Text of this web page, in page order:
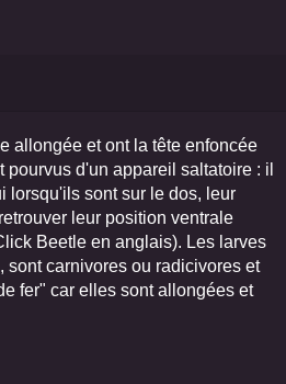
allongée et ont la tête enfoncée
pourvus d'un appareil saltatoire : il
lorsqu'ils sont sur le dos, leur
leur position ventrale
Beetle en anglais). Les larves
sont carnivores ou radicivores et
fer" car elles sont allongées et